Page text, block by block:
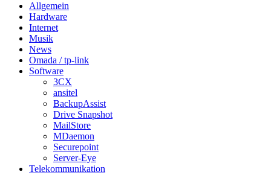
Allgemein
Hardware
Internet
Musik
News
Omada / tp-link
Software
3CX
ansitel
BackupAssist
Drive Snapshot
MailStore
MDaemon
Securepoint
Server-Eye
Telekommunikation